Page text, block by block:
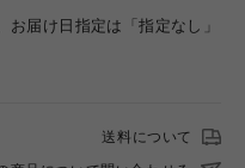
届け日指定は「指定なし」
送料について